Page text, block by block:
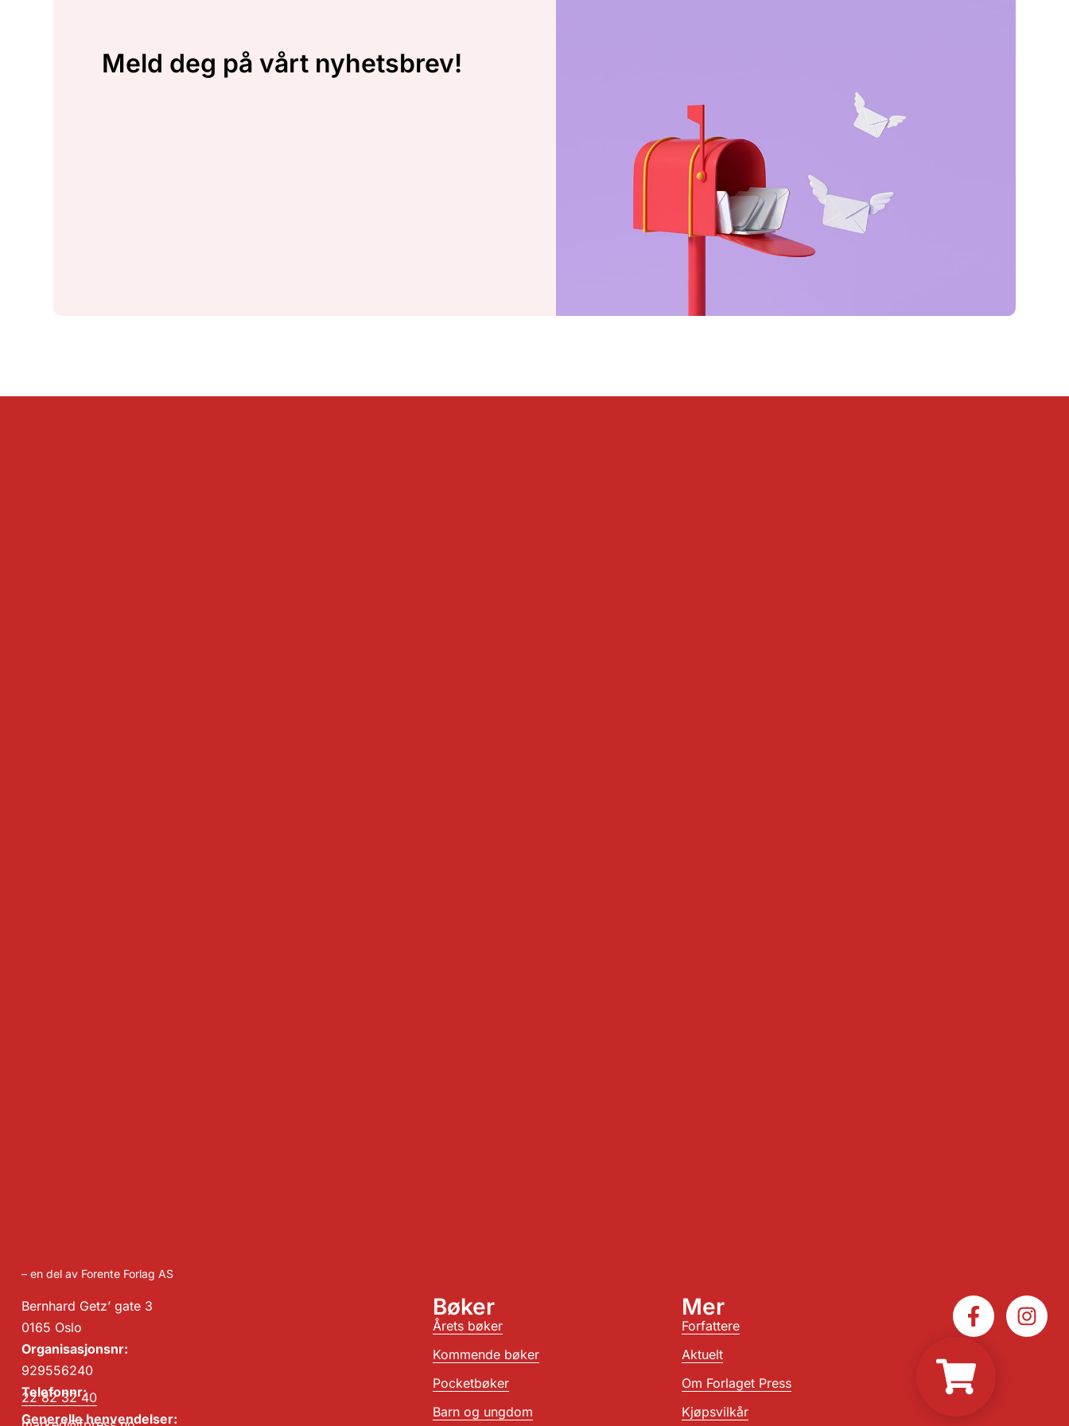
Meld deg på vårt nyhetsbrev!
– en del av Forente Forlag AS
Bernhard Getz’ gate 3
0165 Oslo
Organisasjonsnr:
929556240
Telefonnr:
22 82 32 40
Generelle henvendelser:
Bøker
Årets bøker
Kommende bøker
Pocketbøker
Barn og ungdom
Mer
Forfattere
Aktuelt
Om Forlaget Press
Kjøpsvilkår